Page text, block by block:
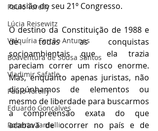
Paulo Torelly
Lúcia Reisewitz
Valquíria Ferrão Antunes
Boaventura de Sousa Santos
Vladimir Safatle
Paulo Torelly
Eduardo Gonçalves
Roberto Tardelli
ocasião do seu 21º Congresso.
O destino da Constituição de 1988 e
de todas as conquistas
socioambientais que ela trazia
pareciam correr um risco enorme.
Mas, enquanto apenas juristas, não
dispúnhamos de elementos ou
mesmo de liberdade para buscarmos
a compreensão exata do que
acabava de ocorrer no país e de